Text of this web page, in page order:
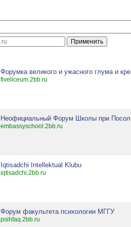
Форумка великого и ужасного глума и
fiveliceum.2bb.ru
Неофициальный Форум Школы при
embassyschool.2bb.ru
Iqtisadchi Intellektual Klubu
iqtisadchi.2bb.ru
Форум факультета психологии МГГУ
psihfaq.2bb.ru